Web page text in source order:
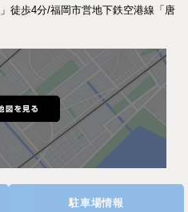
徒歩4分/福岡市営地下鉄空港線「唐
駐車場情報